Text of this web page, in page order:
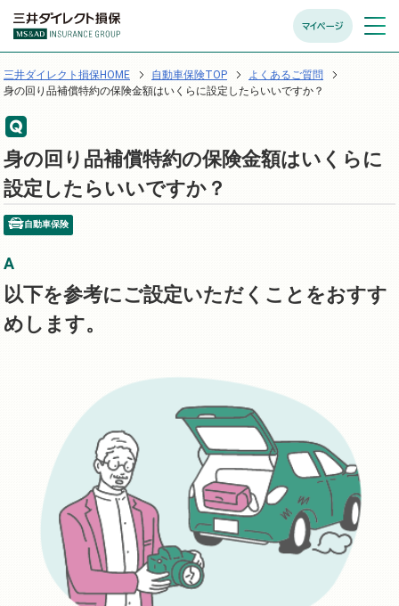
マイページ メニュ
開く
三井ダイレクト損保HOME 自動車保険TOP
よくあるご質問
身の回り品補償特約の保険金額はいくらに設定したらいいですか？
身の回り品補償特約の保険金額はいくらに
設定したらいいですか？
自動車保険
以下を参考にご設定いただくことをおすす
めします。